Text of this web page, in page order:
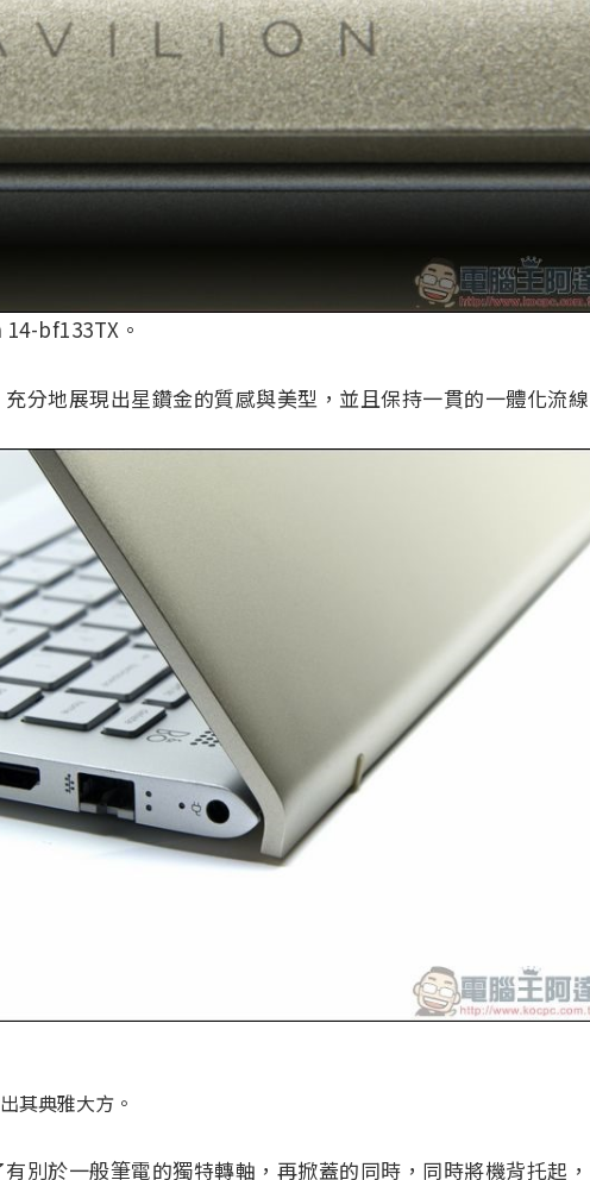
bf133TX。
分地展現出星鑽金的質感與美型，並且保持一貫的一體化流線
其典雅大方。
別於一般筆電的獨特轉軸，再掀蓋的同時，同時將機背托起，